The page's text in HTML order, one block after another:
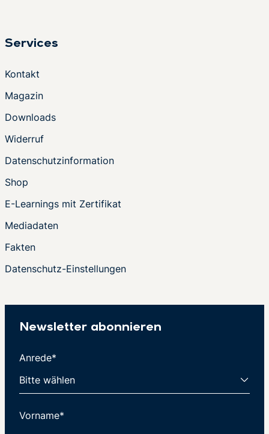
Services
Kontakt
Magazin
Downloads
Widerruf
Datenschutzinformation
Shop
E-Learnings mit Zertifikat
Mediadaten
Fakten
Datenschutz-Einstellungen
Newsletter abonnieren
Anrede*
Vorname*